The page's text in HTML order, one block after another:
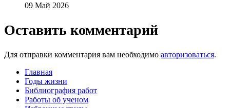
09 Май 2026
Оставить комментарий
Для отправки комментария вам необходимо авторизоваться.
Главная
Годы жизни
Библиография работ
Работы об ученом